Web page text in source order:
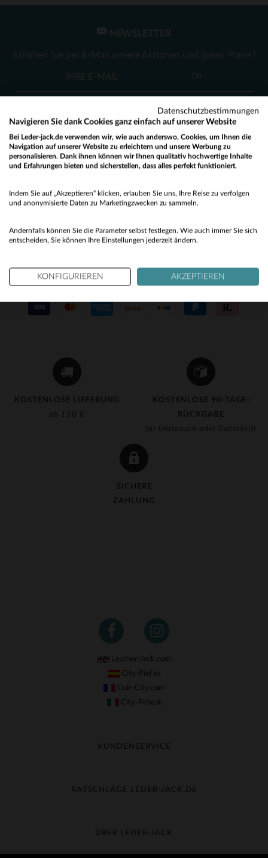
VERFÜGBARE GRÖSSEN
42 44
KOSTENLOSE LIEFERUNG
ab 150 €
KOSTENLOSE 90-TAGE-
RÜCKGABE
für Umtausch oder Gutschrift
SICHERE
ZAHLUNG
NEWSLETTER
Erhalten Sie per E-Mail unsere Aktionen und guten Pläne !
OK
KUNDENSERVICE
per E-Mailcontact@leder-jack.de
UNSERE VERTRAUENSWÜRDIGEN PARTNER
Leather-Jack.com
City-Piel.es
Cuir-City.com
City-Pelle.it
KUNDENSERVICE
Umtausch & Widerruf
Kundenservice kontaktieren
RATSCHLÄGE LEDER-JACK.DE
Material-Guide
ÜBER LEDER-JACK
No
Datenschutzbestimmungen
Navigieren Sie dank Cookies ganz einfach auf unserer Website
Bei Leder-jack.de verwenden wir, wie auch anderswo, Cookies, um Ihnen die
Navigation auf unserer Website zu erleichtern und unsere Werbung zu
personalisieren. Dank ihnen können wir Ihnen qualitativ hochwertige Inhalte
und Erfahrungen bieten und sicherstellen, dass alles perfekt funktioniert.
Indem Sie auf „Akzeptieren“ klicken, erlauben Sie uns, Ihre Reise zu verfolgen
und anonymisierte Daten zu Marketingzwecken zu sammeln.
Andernfalls können Sie die Parameter selbst festlegen. Wie auch immer Sie sich
entscheiden, Sie können Ihre Einstellungen jederzeit ändern.
KONFIGURIEREN AKZEPTIEREN